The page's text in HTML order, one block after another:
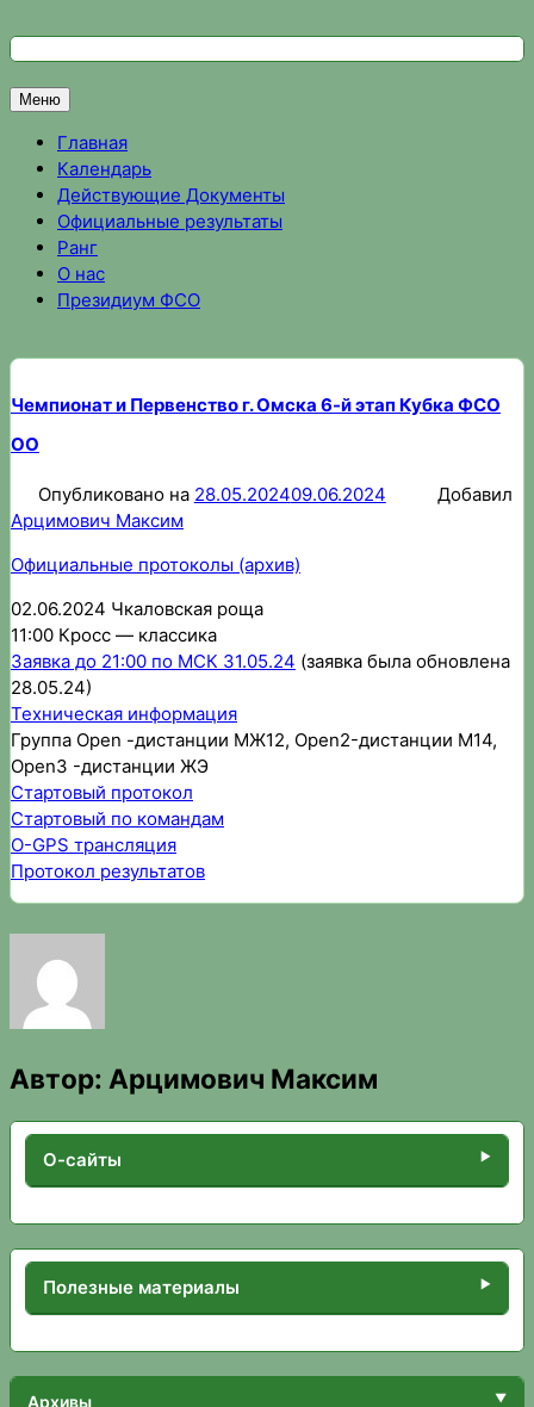
кФедерация спортивного ориентирования Омской области
Спортивное ориентирование в Омске, результаты
Меню
Главная
Календарь
Действующие Документы
Официальные результаты
Ранг
О нас
Президиум ФСО
Чемпионат и Первенство г. Омска 6-й этап Кубка ФСО
ОО
Опубликовано на 28.05.202409.06.2024
Добавил
Арцимович Максим
Официальные протоколы (архив)
02.06.2024 Чкаловская роща
11:00 Кросс — классика
Заявка до 21:00 по МСК 31.05.24 (заявка была обновлена
28.05.24)
Техническая информация
Группа Open -дистанции МЖ12, Open2-дистанции М14,
Open3 -дистанции ЖЭ
Стартовый протокол
Стартовый по командам
O-GPS трансляция
Протокол результатов
Автор: Арцимович Максим
О-сайты
Полезные материалы
Архивы